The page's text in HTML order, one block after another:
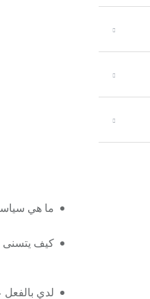
ما هي
كيف يتسنى
لدي